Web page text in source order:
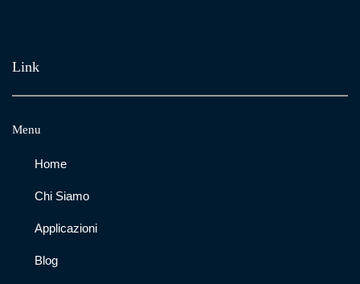
Link
Menu
Home
Chi Siamo
Applicazioni
Blog